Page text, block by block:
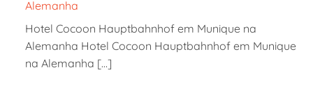
Alemanha
Hotel Cocoon Hauptbahnhof em Munique na
Alemanha Hotel Cocoon Hauptbahnhof em Munique
na Alemanha […]